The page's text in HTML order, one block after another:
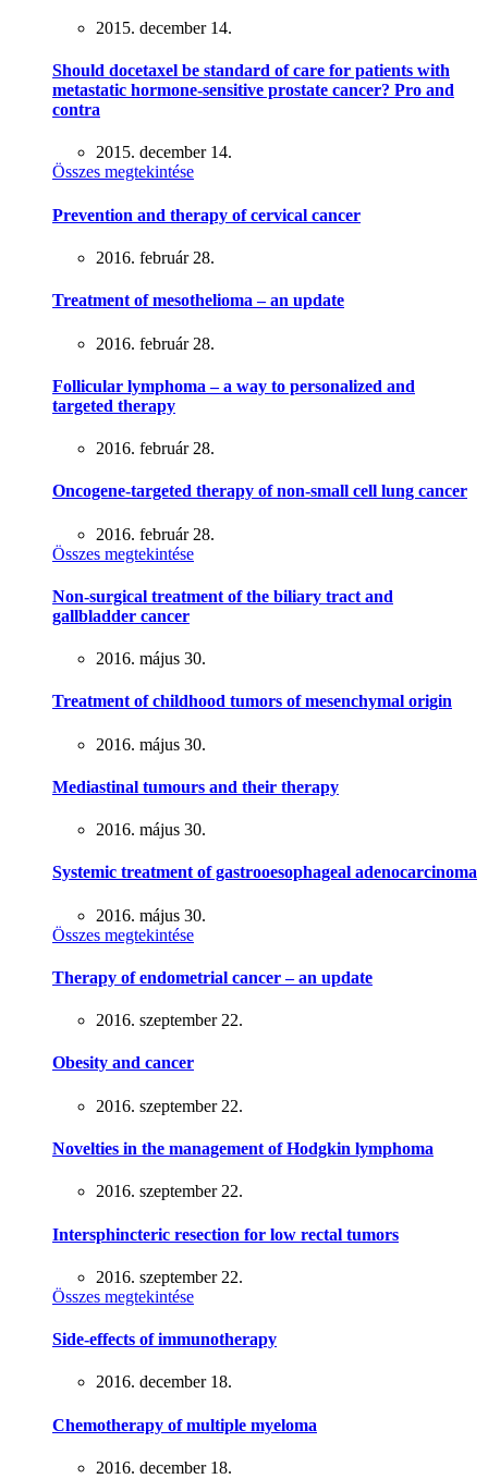
2015. december 14.
Should docetaxel be standard of care for patients with
metastatic hormone-sensitive prostate cancer? Pro and
contra
2015. december 14.
Összes megtekintése
Prevention and therapy of cervical cancer
2016. február 28.
Treatment of mesothelioma – an update
2016. február 28.
Follicular lymphoma – a way to personalized and
targeted therapy
2016. február 28.
Oncogene-targeted therapy of non-small cell lung cancer
2016. február 28.
Összes megtekintése
Non-surgical treatment of the biliary tract and
gallbladder cancer
2016. május 30.
Treatment of childhood tumors of mesenchymal origin
2016. május 30.
Mediastinal tumours and their therapy
2016. május 30.
Systemic treatment of gastrooesophageal adenocarcinoma
2016. május 30.
Összes megtekintése
Therapy of endometrial cancer – an update
2016. szeptember 22.
Obesity and cancer
2016. szeptember 22.
Novelties in the management of Hodgkin lymphoma
2016. szeptember 22.
Intersphincteric resection for low rectal tumors
2016. szeptember 22.
Összes megtekintése
Side-effects of immunotherapy
2016. december 18.
Chemotherapy of multiple myeloma
2016. december 18.